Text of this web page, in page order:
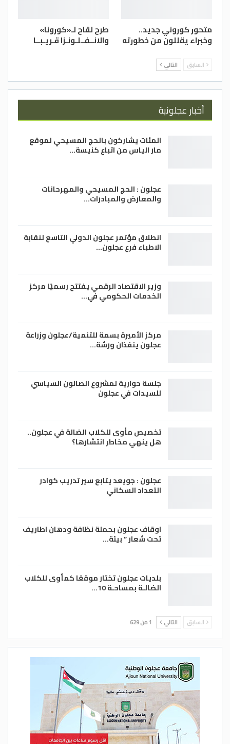
متحور كوروني جديد..
وخبراء يقللون من خطورته
طرح لقاح لـ«كورونا»
والانــفــلـونـزا قـريـبــا
السابق التالي
أخبار عجلونية
المئات يشاركون بالحج المسيحي لموقع
مار الياس من اتباع كنيسة…
عجلون : الحج المسيحي والمهرحانات
والمعارض والمبادرات…
انطلاق مؤتمر عجلون الدولي التاسع لنقابة
الاطباء فرع عجلون…
وزير الاقتصاد الرقمي يفتتح رسميًا مركز
الخدمات الحكومي في…
مركز الأميرة بسمة للتنمية/عجلون وزراعة
عجلون ينفذان ورشة…
جلسة حوارية لمشروع الصالون السياسي
للسيدات في عجلون
تخصيص مأوى للكلاب الضالة في عجلون..
هل ينهي مخاطر انتشارها؟
عجلون : جويعد يتابع سير تدريب كوادر
التعداد السكاني
اوقاف عجلون بحملة نظافة ودهان اطاريف
تحت شعار ” بيئة…
بلديات عجلون تختار موقعًا كمأوى للكلاب
الضالـة بمساحـة 10…
السابق التالي 1 من 629